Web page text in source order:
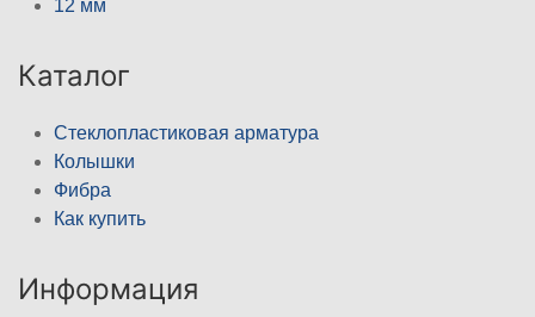
12 мм
Каталог
Стеклопластиковая арматура
Колышки
Фибра
Как купить
Информация